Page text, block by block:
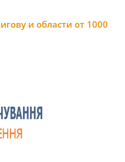
и области от 1000